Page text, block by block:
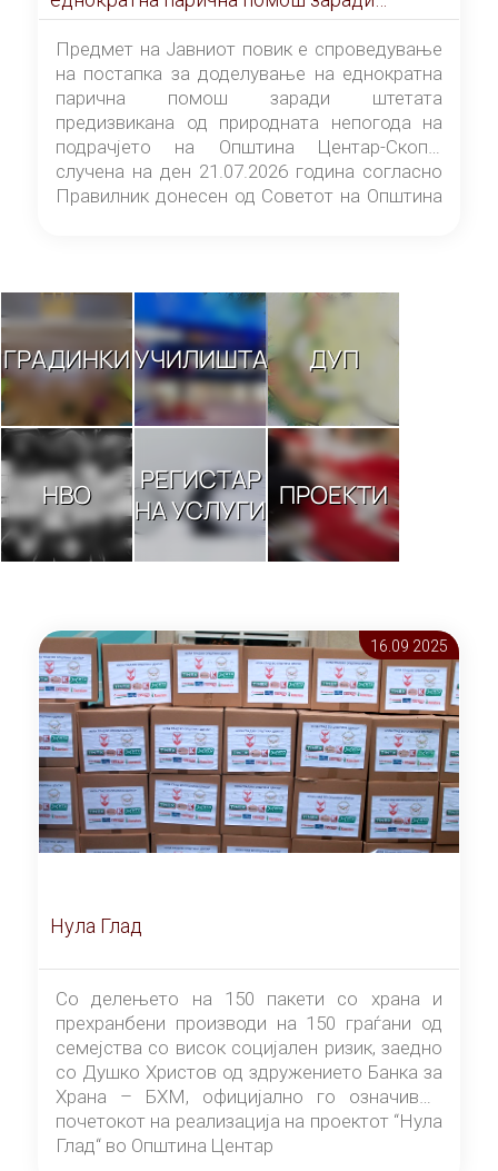
штетата предизвикана од природната
непогода на подрачјето на Општина
Центар-Скопје случена на ден 21.07.2026
година
Предмет на Јавниот повик е спроведување
на постапка за доделување на еднократна
парична помош заради штетата
предизвикана од природната непогода на
подрачјето на Општина Центар-Скопје
случена на ден 21.07.2026 година согласно
Правилник донесен од Советот на Општина
ГРАДИНКИУЧИЛИШТА ДУП
НВО
РЕГИСТАР
НА УСЛУГИ ПРОЕКТИ
16.09 2025
Нула Глад
Со делењето на 150 пакети со храна и
прехранбени производи на 150 граѓани од
семејства со висок социјален ризик, заедно
со Душко Христов од здружението Банка за
Храна – БХМ, официјално го означивме
почетокот на реализација на проектот “Нула
Глад“ во Општина Центар